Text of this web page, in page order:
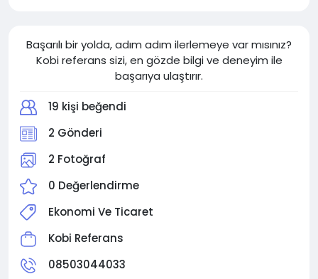
Başarılı bir yolda, adım adım ilerlemeye var mısınız?
Kobi referans sizi, en gözde bilgi ve deneyim ile
başarıya ulaştırır.
19 kişi beğendi
2 Gönderi
2 Fotoğraf
0 Değerlendirme
Ekonomi Ve Ticaret
Kobi Referans
08503044033